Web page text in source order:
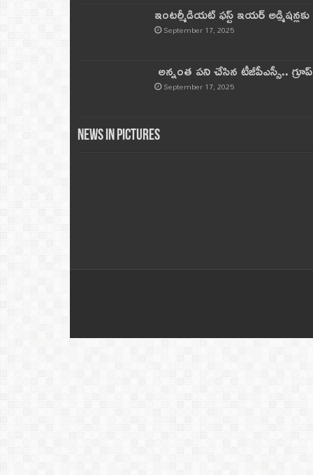
ఇంటర్మీడియట్ ఫస్ట్‌ ఇయర్‌
September 17, 2025
అన్నంత పని చేసిన టీజీపీఎస్సీ..
September 17, 2025
News in Pictures